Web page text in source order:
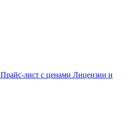
Прайс-лист с ценами Лицензии и